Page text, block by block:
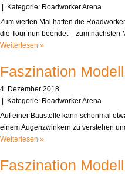
| Kategorie: Roadworker Arena
Zum vierten Mal hatten die
die Tour nun beendet – zum
Weiterlesen »
Faszination
4. Dezember 2018
| Kategorie: Roadworker Arena
Auf einer Baustelle kann schonmal
einem Augenzwinkern zu verstehen
Weiterlesen »
Faszination